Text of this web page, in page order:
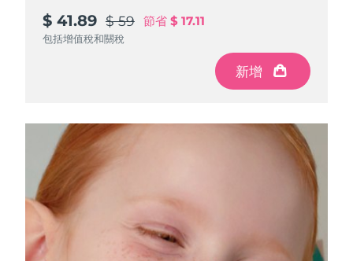
$ 41.89 $ 59 節省 $ 17.11
包括增值稅和關稅
新增
$ 41.89 $ 59 節省 $ 17.11
包括增值稅和關稅
新增
$ 41.89 $ 59 節省 $ 17.11
包括增值稅和關稅
新增